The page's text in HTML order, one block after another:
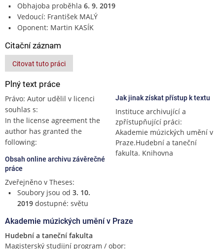
Obhajoba proběhla 6. 9. 2019
Vedoucí: František MALÝ
Oponent: Martin KASÍK
Citační záznam
Citovat tuto práci
Plný text práce
Právo: Autor udělil v licenci
souhlas s:
In the license agreement the
author has granted the
following:
Obsah online archivu závěrečné
práce
Zveřejněno v Theses:
Soubory jsou od 3. 10.
2019dostupné: světu
Jak jinak získat přístup k textu
Instituce archivující a
zpřístupňující práci:
Akademie múzických umění v
Praze.Hudební a taneční
fakulta. Knihovna
Akademie múzických umění v Praze
Hudební a taneční fakulta
Magisterský studijní program / obor: